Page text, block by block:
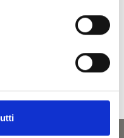
UTILE?